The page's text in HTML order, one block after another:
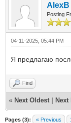
AlexB
Posting
04-11-2025, 05:44 PM
Я предлагаю
Find
« Next Oldest Next
Pages (3): « Previous